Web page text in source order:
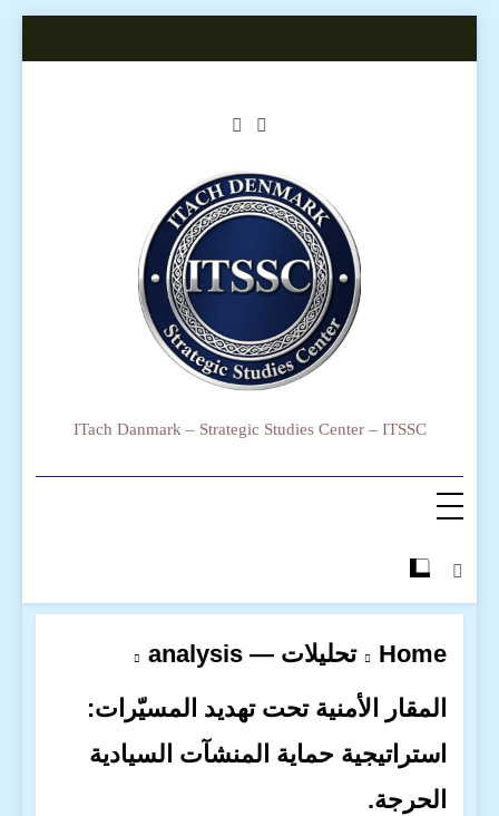
ITach Danmark – Strategic Studies Center – ITSSC
Home
تحليلات — analysis
المقار الأمنية تحت تهديد المسيّرات:
استراتيجية حماية المنشآت السيادية
الحرجة.